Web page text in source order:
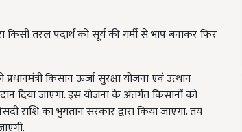
तरल पदार्थ को सूर्य की गर्मी से भाप बनाकर फिर
किसान ऊर्जा सुरक्षा योजना एवं उत्थान
दिया जाएगा. इस योजना के अंतर्गत किसानों को
राशि का भुगतान सरकार द्वारा किया जाएगा. तय